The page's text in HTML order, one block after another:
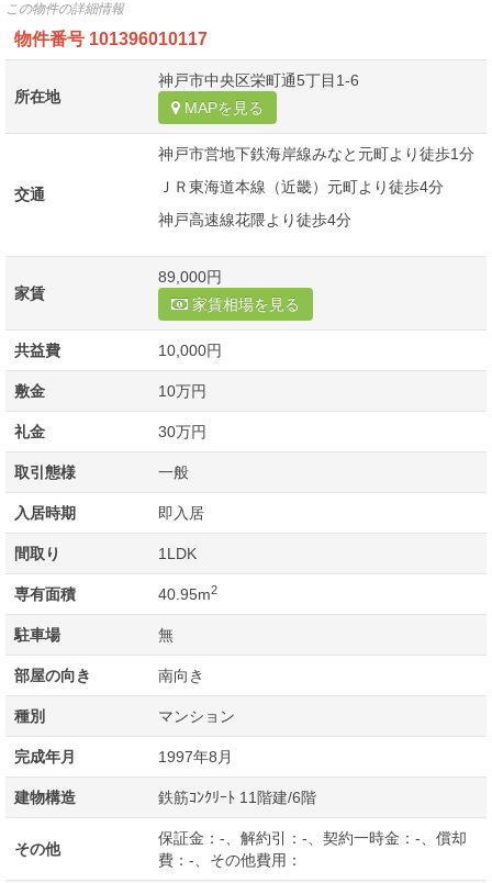
この物件の詳細情報
物件番号 101396010117
所在地
神戸市中央区栄町通5丁目1-6
MAPを見る
交通
神戸市営地下鉄海岸線みなと元町より徒歩1分
ＪＲ東海道本線（近畿）元町より徒歩4分
神戸高速線花隈より徒歩4分
家賃
89,000円
家賃相場を見る
共益費 10,000円
敷金 10万円
礼金 30万円
取引態様 一般
入居時期 即入居
間取り 1LDK
専有面積 40.95m2
駐車場 無
部屋の向き 南向き
種別 マンション
完成年月 1997年8月
建物構造 鉄筋ｺﾝｸﾘｰﾄ 11階建/6階
その他
保証金：-、解約引：-、契約一時金：-、償却
費：-、その他費用：